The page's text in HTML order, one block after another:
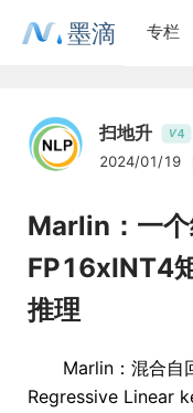
墨滴 专栏
扫地升 V4
2024/01/19
Marlin：一
FP16xINT4
推理
Marlin：混合自
Regressive Linear